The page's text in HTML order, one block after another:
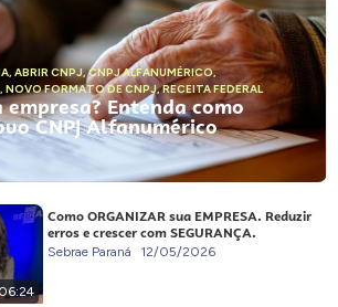
, ABRIR CNPJ,CNPJ ALFANUMÉRICO,
, NOVO FORMATO DE CNPJ,RECEITA FEDERAL
Entenda como
CNPJ Alfanumérico
Como ORGANIZAR sua EMPRESA. Reduzir
erros e crescer com SEGURANÇA.
Sebrae Paraná 12/05/2026